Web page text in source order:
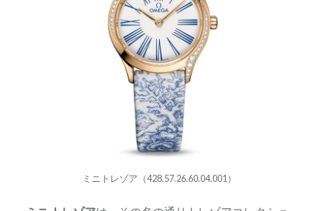
ミニトレゾア（428.57.26.60.04.001）